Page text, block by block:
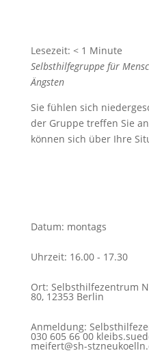
Lesezeit: < 1 Minute
Selbsthilfegruppe für
Ängsten
Sie fühlen sich
der Gruppe treffen Sie
können sich über Ihre
Datum: montags
Uhrzeit: 16.00 - 17.30
Ort: Selbsthilfezentrum
80, 12353 Berlin
Anmeldung:
030 605 66 00
meifert@sh-